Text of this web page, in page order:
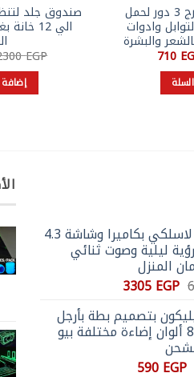
منظم اكريليك متدرج 3 دور لحمل
وادوات
والبشرة
710السعر
صندوق جلد
الي 12
EGP
جرس باب لاسلكي بكاميرا وشاشة 4.3
ليلية وصوت ثنائي
المنزل
السعر
هو:
6900 EGP.
3305 EGP السعر
هو:
3305 EGP.
بتصميم بطة بأرجل
طويلة ب 8 ألوان إضاءة مختلفة بيو
السعر590 EGP السعر